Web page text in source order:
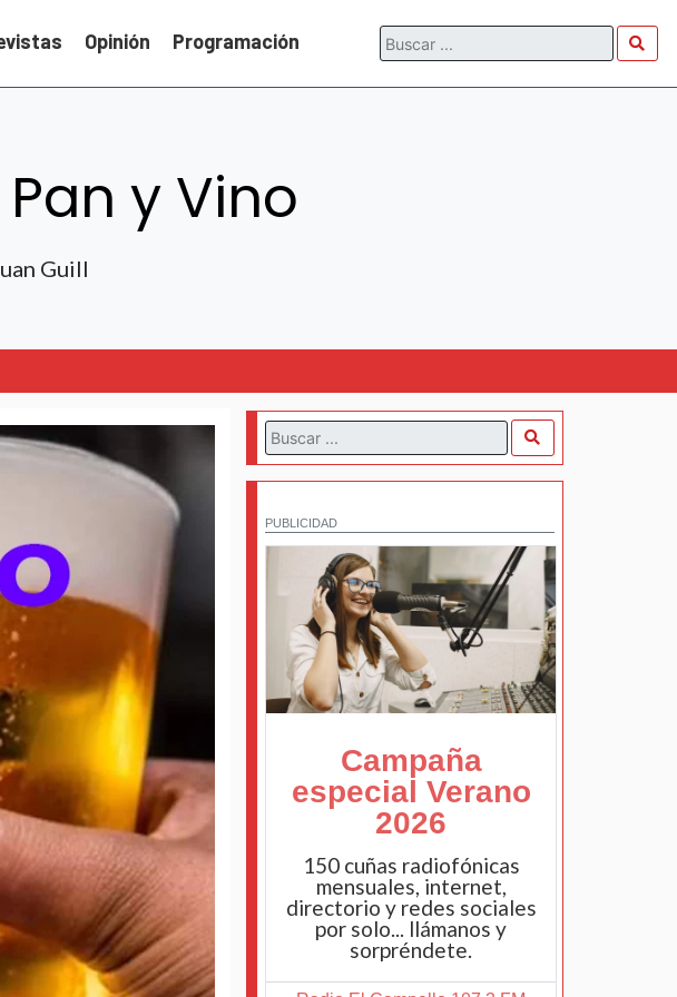
Opinión Programación
y Vino
Guill
PUBLICIDAD
Campaña
especial Verano
2026
150 cuñas radiofónicas
mensuales, internet,
directorio y redes sociales
por solo... llámanos y
sorpréndete.